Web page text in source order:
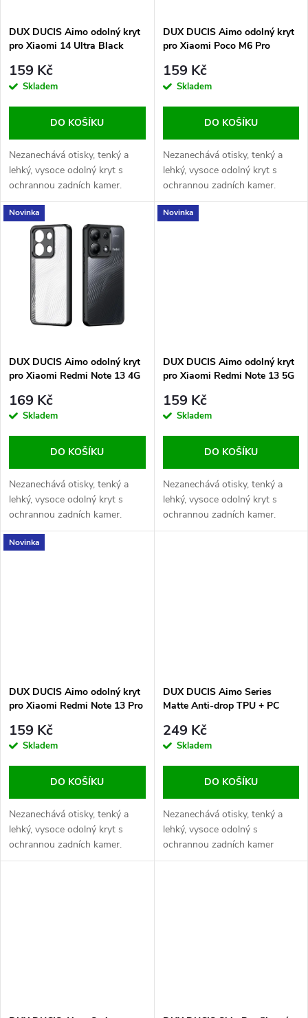
p
r
o
d
u
k
s
p
r
d
u
k
DUX DUCIS Aimo odolný kryt
pro Xiaomi 14 Ultra Black
159 Kč
Skladem
DO KOŠÍKU
Nezanechává otisky, tenký a
lehký, vysoce odolný kryt s
ochrannou zadních kamer.
DUX DUCIS Aimo odolný kryt
pro Xiaomi Poco M6 Pro
Black
159 Kč
Skladem
DO KOŠÍKU
Nezanechává otisky, tenký a
lehký, vysoce odolný kryt s
ochrannou zadních kamer.
Novinka
DUX DUCIS Aimo odolný kryt
pro Xiaomi Redmi Note 13 4G
169 Kč
Skladem
DO KOŠÍKU
Nezanechává otisky, tenký a
lehký, vysoce odolný kryt s
ochrannou zadních kamer.
Novinka
DUX DUCIS Aimo odolný kryt
pro Xiaomi Redmi Note 13 5G
159 Kč
Skladem
DO KOŠÍKU
Nezanechává otisky, tenký a
lehký, vysoce odolný kryt s
ochrannou zadních kamer.
Novinka
DUX DUCIS Aimo odolný kryt
pro Xiaomi Redmi Note 13 Pro
159 Kč
Skladem
DO KOŠÍKU
Nezanechává otisky, tenký a
lehký, vysoce odolný kryt s
ochrannou zadních kamer.
DUX DUCIS Aimo Series
Matte Anti-drop TPU + PC
Black
249 Kč
Skladem
DO KOŠÍKU
Nezanechává otisky, tenký a
lehký, vysoce odolný s
ochrannou zadních kamer